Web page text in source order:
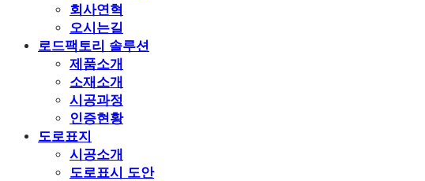
회사연혁
오시는길
로드팩토리 솔루션
제품소개
소재소개
시공과정
인증현황
도로표지
시공소개
도로표시 도안